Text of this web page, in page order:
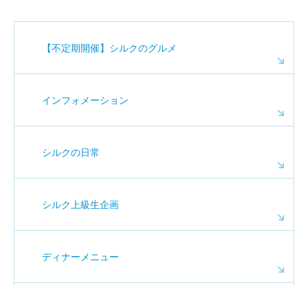
【不定期開催】シルクのグルメ
インフォメーション
シルクの日常
シルク上級生企画
ディナーメニュー